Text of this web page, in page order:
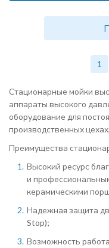
1
Стационарные мойки
аппараты высокого
оборудование для
производственных
Преимущества
Высокий ресурс
и
керамическими
Надежная защита
Stop);
Возможность